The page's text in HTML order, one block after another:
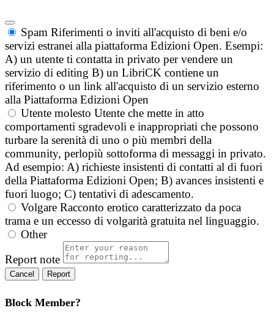
Spam Riferimenti o inviti all'acquisto di beni e/o
servizi estranei alla piattaforma Edizioni Open. Esempi:
A) un utente ti contatta in privato per vendere un
servizio di editing B) un LibriCK contiene un
riferimento o un link all'acquisto di un servizio esterno
alla Piattaforma Edizioni Open
Utente molesto Utente che mette in atto
comportamenti sgradevoli e inappropriati che possono
turbare la serenità di uno o più membri della
community, perlopiù sottoforma di messaggi in privato.
Ad esempio: A) richieste insistenti di contatti al di fuori
della Piattaforma Edizioni Open; B) avances insistenti e
fuori luogo; C) tentativi di adescamento.
Volgare Racconto erotico caratterizzato da poca
trama e un eccesso di volgarità gratuita nel linguaggio.
Other
Report note
Report
Block Member?